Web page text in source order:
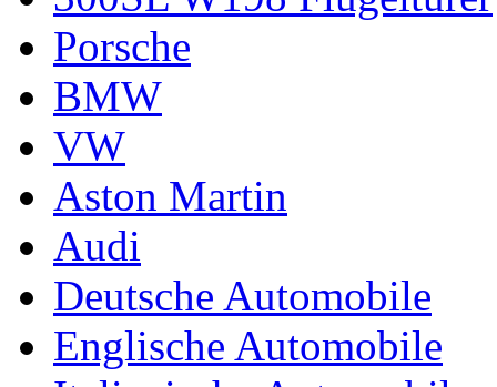
Porsche
BMW
VW
Aston Martin
Audi
Deutsche Automobile
Englische Automobile